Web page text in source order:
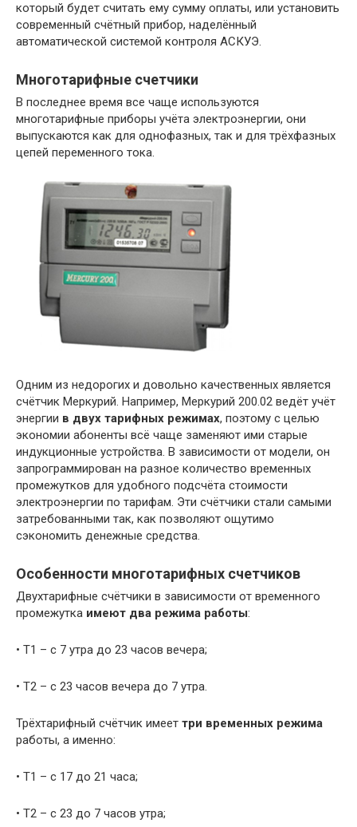
который будет считать ему сумму оплаты, или установить
современный счётный прибор, наделённый
автоматической системой контроля АСКУЭ.
Многотарифные счетчики
В последнее время все чаще используются
многотарифные приборы учёта электроэнергии, они
выпускаются как для однофазных, так и для трёхфазных
цепей переменного тока.
Одним из недорогих и довольно качественных является
счётчик Меркурий. Например, Меркурий 200.02 ведёт учёт
энергии в двух тарифных режимах, поэтому с целью
экономии абоненты всё чаще заменяют ими старые
индукционные устройства. В зависимости от модели, он
запрограммирован на разное количество временных
промежутков для удобного подсчёта стоимости
электроэнергии по тарифам. Эти счётчики стали самыми
затребованными так, как позволяют ощутимо
сэкономить денежные средства.
Особенности многотарифных счетчиков
Двухтарифные счётчики в зависимости от временного
промежутка имеют два режима работы:
• Т1 – с 7 утра до 23 часов вечера;
• Т2 – с 23 часов вечера до 7 утра.
Трёхтарифный счётчик имеет три временных режима
работы, а именно:
• Т1 – с 17 до 21 часа;
• Т2 – с 23 до 7 часов утра;